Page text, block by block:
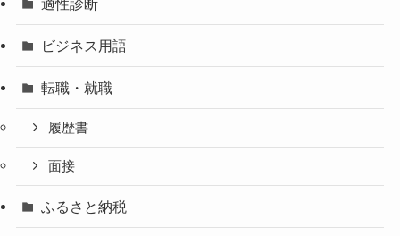
ビジネス用語
転職・就職
履歴書
面接
ふるさと納税